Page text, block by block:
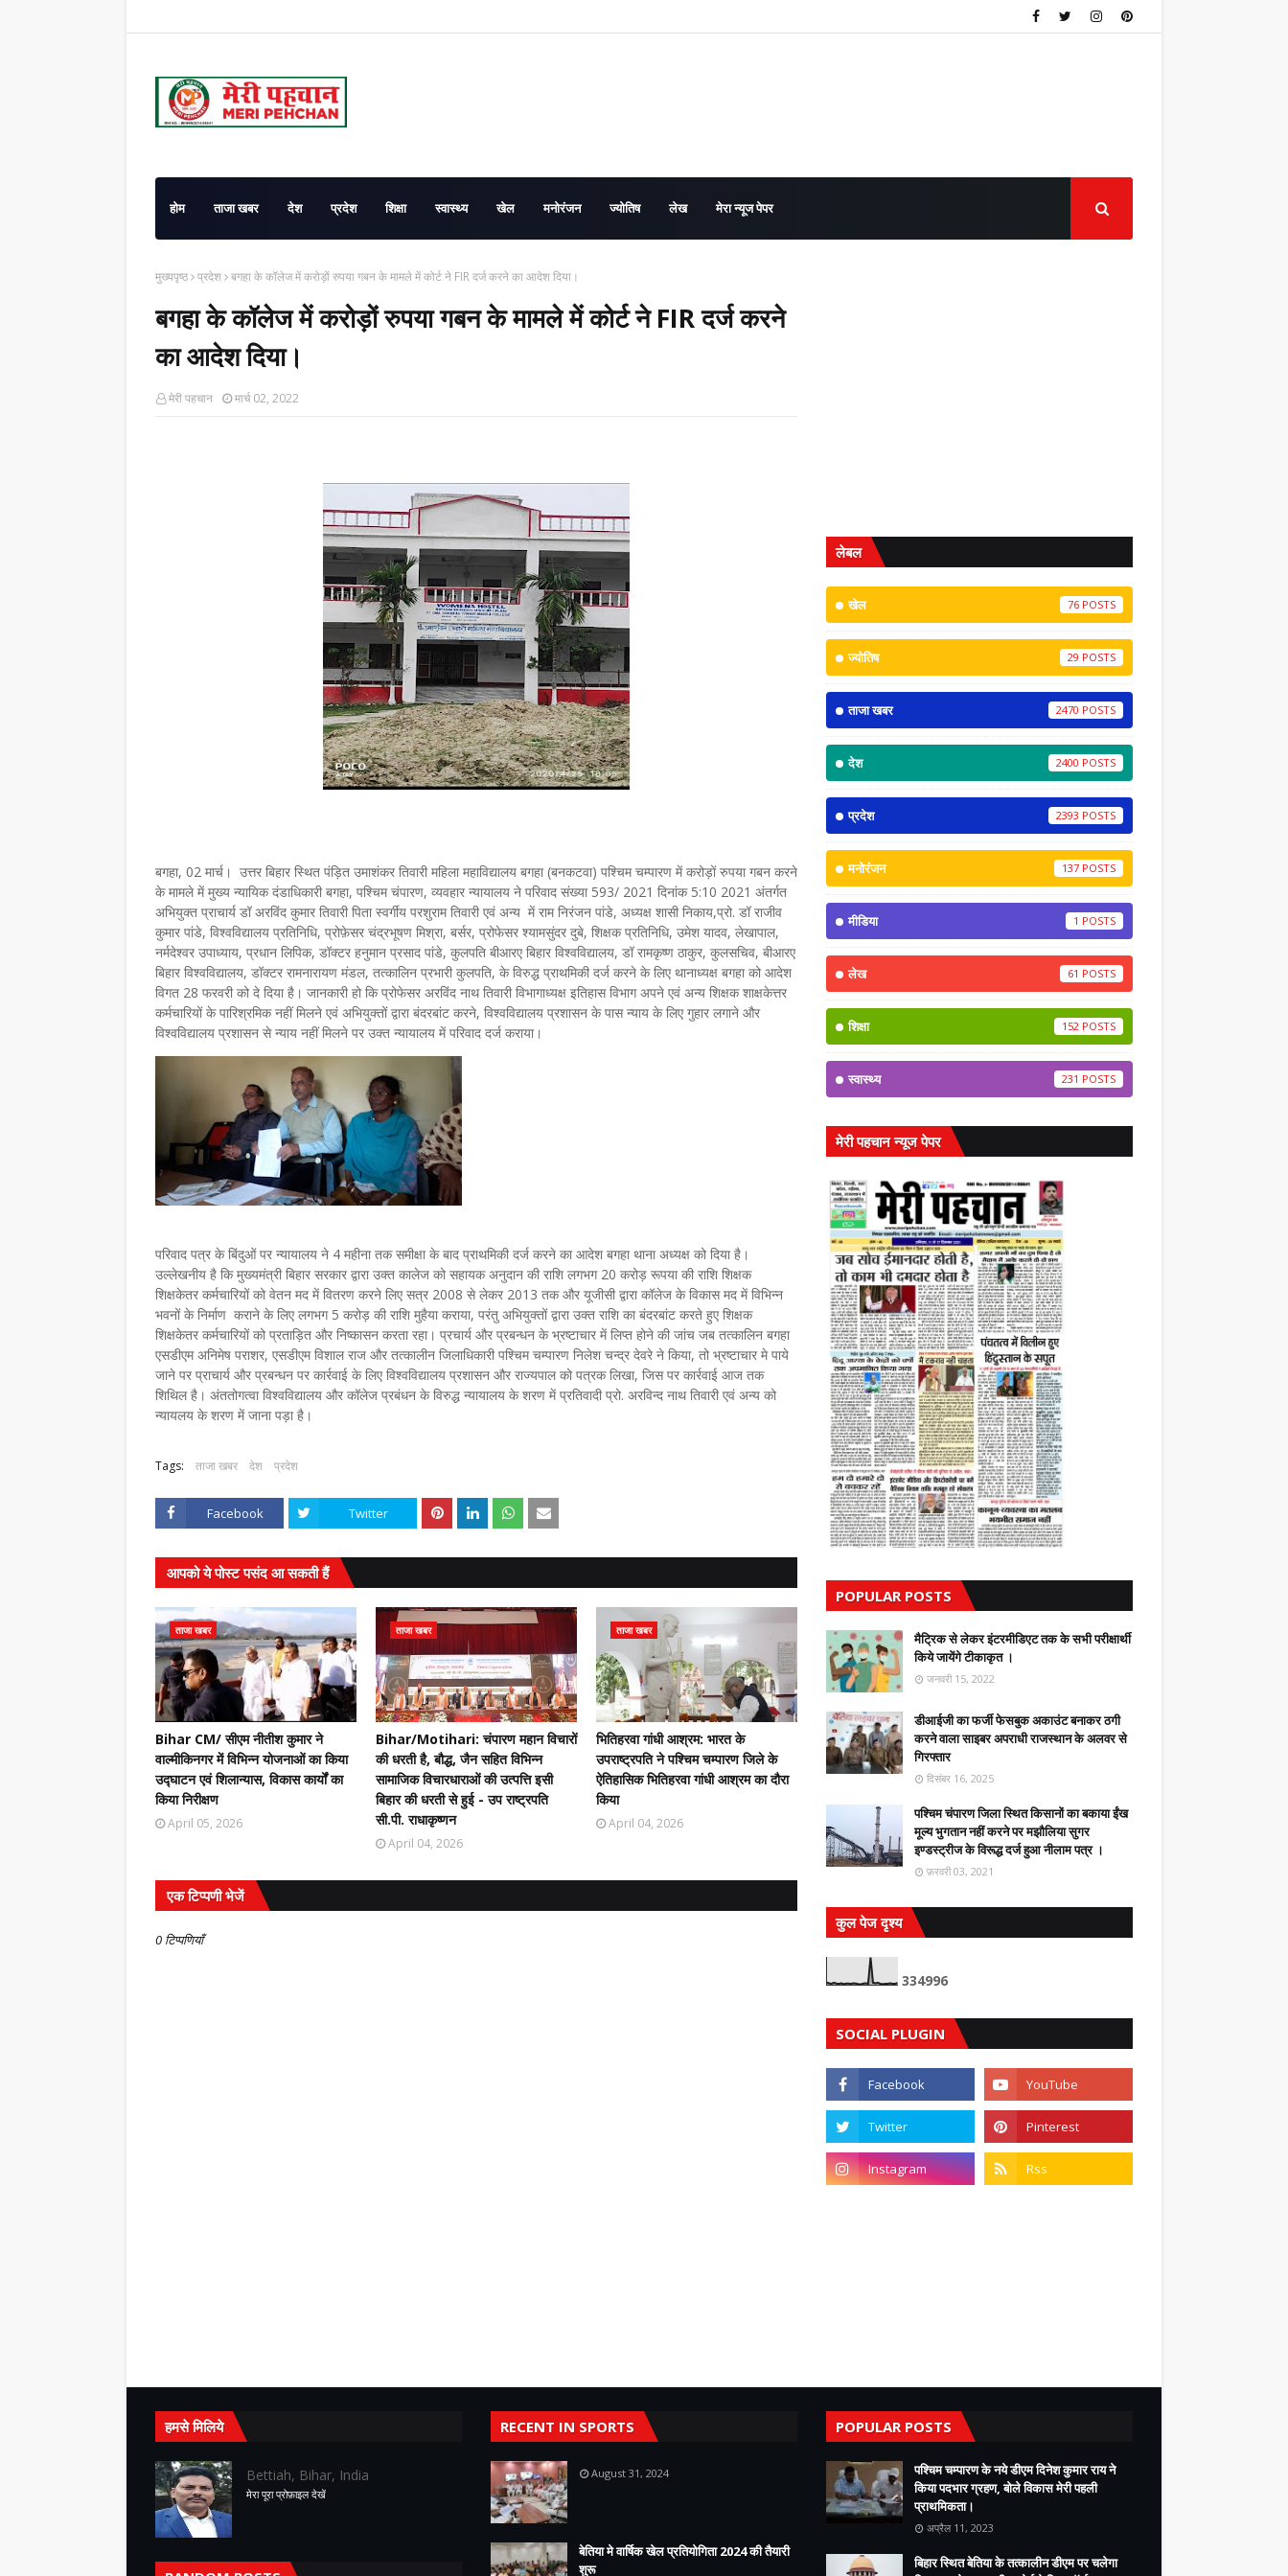
होम ताजा खबर देश प्रदेश शिक्षा स्वास्थ्य खेल मनोरंजन ज्योतिष लेख मेरा न्यूज पेपर
मुख्यपृष्ठ प्रदेश बगहा के कॉलेज में करोड़ों रुपया गबन के मामले में कोर्ट ने FIR दर्ज करने का आदेश दिया।
बगहा के कॉलेज में करोड़ों रुपया गबन के मामले में कोर्ट ने FIR दर्ज करने
का आदेश दिया।
मेरी पहचान मार्च 02, 2022
बगहा, 02 मार्च। उत्तर बिहार स्थित पंड़ित उमाशंकर तिवारी महिला महाविद्यालय बगहा (बनकटवा) पश्चिम चम्पारण में करोड़ों रुपया गबन करने
के मामले में मुख्य न्यायिक दंडाधिकारी बगहा, पश्चिम चंपारण, व्यवहार न्यायालय ने परिवाद संख्या 593/ 2021 दिनांक 5:10 2021 अंतर्गत
अभियुक्त प्राचार्य डॉ अरविंद कुमार तिवारी पिता स्वर्गीय परशुराम तिवारी एवं अन्य में राम निरंजन पांडे, अध्यक्ष शासी निकाय,प्रो. डॉ राजीव
कुमार पांडे, विश्वविद्यालय प्रतिनिधि, प्रोफ़ेसर चंद्रभूषण मिश्रा, बर्सर, प्रोफेसर श्यामसुंदर दुबे, शिक्षक प्रतिनिधि, उमेश यादव, लेखापाल,
नर्मदेश्वर उपाध्याय, प्रधान लिपिक, डॉक्टर हनुमान प्रसाद पांडे, कुलपति बीआरए बिहार विश्वविद्यालय, डॉ रामकृष्ण ठाकुर, कुलसचिव, बीआरए
बिहार विश्वविद्यालय, डॉक्टर रामनारायण मंडल, तत्कालिन प्रभारी कुलपति, के विरुद्ध प्राथमिकी दर्ज करने के लिए थानाध्यक्ष बगहा को आदेश
विगत 28 फरवरी को दे दिया है। जानकारी हो कि प्रोफेसर अरविंद नाथ तिवारी विभागाध्यक्ष इतिहास विभाग अपने एवं अन्य शिक्षक शाक्षकेत्तर
कर्मचारियों के पारिश्रमिक नहीं मिलने एवं अभियुक्तों द्वारा बंदरबांट करने, विश्वविद्यालय प्रशासन के पास न्याय के लिए गुहार लगाने और
विश्वविद्यालय प्रशासन से न्याय नहीं मिलने पर उक्त न्यायालय में परिवाद दर्ज कराया।
परिवाद पत्र के बिंदुओं पर न्यायालय ने 4 महीना तक समीक्षा के बाद प्राथमिकी दर्ज करने का आदेश बगहा थाना अध्यक्ष को दिया है।
उल्लेखनीय है कि मुख्यमंत्री बिहार सरकार द्वारा उक्त कालेज को सहायक अनुदान की राशि लगभग 20 करोड़ रूपया की राशि शिक्षक
शिक्षकेतर कर्मचारियों को वेतन मद में वितरण करने लिए सत्र 2008 से लेकर 2013 तक और यूजीसी द्वारा कॉलेज के विकास मद में विभिन्न
भवनों के निर्माण कराने के लिए लगभग 5 करोड़ की राशि मुहैया कराया, परंतु अभियुक्तों द्वारा उक्त राशि का बंदरबांट करते हुए शिक्षक
शिक्षकेतर कर्मचारियों को प्रताड़ित और निष्कासन करता रहा। प्रचार्य और प्रबन्धन के भ्रष्टाचार में लिप्त होने की जांच जब तत्कालिन बगहा
एसडीएम अनिमेष पराशर, एसडीएम विशाल राज और तत्कालीन जिलाधिकारी पश्चिम चम्पारण निलेश चन्द्र देवरे ने किया, तो भ्रष्टाचार मे पाये
जाने पर प्राचार्य और प्रबन्धन पर कार्रवाई के लिए विश्वविद्यालय प्रशासन और राज्यपाल को पत्रक लिखा, जिस पर कार्रवाई आज तक
शिथिल है। अंततोगत्वा विश्वविद्यालय और कॉलेज प्रबंधन के विरुद्ध न्यायालय के शरण में प्रतिवादी प्रो. अरविन्द नाथ तिवारी एवं अन्य को
न्यायलय के शरण में जाना पड़ा है।
Tags: ताजा खबर देश प्रदेश
Facebook Twitter
आपको ये पोस्ट पसंद आ सकती हैं
ताजा खबर
Bihar CM/ सीएम नीतीश कुमार ने
वाल्मीकिनगर में विभिन्न योजनाओं का किया
उद्घाटन एवं शिलान्यास, विकास कार्यों का
किया निरीक्षण
April 05, 2026
ताजा खबर
Bihar/Motihari: चंपारण महान विचारों
की धरती है, बौद्ध, जैन सहित विभिन्न
सामाजिक विचारधाराओं की उत्पत्ति इसी
बिहार की धरती से हुई - उप राष्ट्रपति
सी.पी. राधाकृष्णन
April 04, 2026
ताजा खबर
भितिहरवा गांधी आश्रम: भारत के
उपराष्ट्रपति ने पश्चिम चम्पारण जिले के
ऐतिहासिक भितिहरवा गांधी आश्रम का दौरा
किया
April 04, 2026
एक टिप्पणी भेजें
0 टिप्पणियाँ
लेबल
खेल 76
ज्योतिष 29
ताजा खबर 2470
देश 2400
प्रदेश 2393
मनोरंजन 137
मीडिया 1
लेख 61
शिक्षा 152
स्वास्थ्य 231
मेरी पहचान न्यूज पेपर
POPULAR POSTS
मैट्रिक से लेकर इंटरमीडिएट तक के सभी परीक्षार्थी
किये जायेंगे टीकाकृत ।
जनवरी 15, 2022
डीआईजी का फर्जी फेसबुक अकाउंट बनाकर ठगी
करने वाला साइबर अपराधी राजस्थान के अलवर से
गिरफ्तार
दिसंबर 16, 2025
पश्चिम चंपारण जिला स्थित किसानों का बकाया ईंख
मूल्य भुगतान नहीं करने पर मझौलिया सुगर
इण्डस्ट्रीज के विरूद्ध दर्ज हुआ नीलाम पत्र ।
फ़रवरी 03, 2021
कुल पेज दृश्य
334996
SOCIAL PLUGIN
हमसे मिलिये
Bettiah, Bihar, India
मेरा पूरा प्रोफ़ाइल देखें
RECENT IN SPORTS
August 31, 2024
बेतिया मे वार्षिक खेल प्रतियोगिता 2024 की तैयारी
शुरू
POPULAR POSTS
पश्चिम चम्पारण के नये डीएम दिनेश कुमार राय ने
किया पदभार ग्रहण, बोले विकास मेरी पहली
प्राथमिकता।
अप्रैल 11, 2023
बिहार स्थित बेतिया के तत्कालीन डीएम पर चलेगा